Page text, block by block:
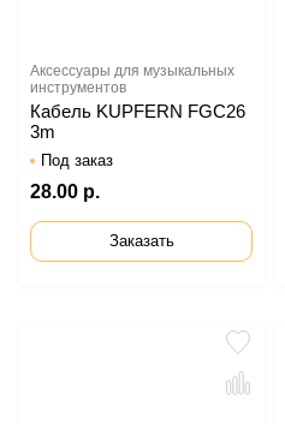
Аксессуары для музыкальных
инструментов
Кабель KUPFERN FGC26
3m
Под заказ
28.00 р.
Заказать